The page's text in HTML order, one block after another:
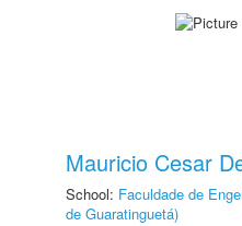
Mauricio Cesar
School: Faculdade de
de Guaratinguetá)